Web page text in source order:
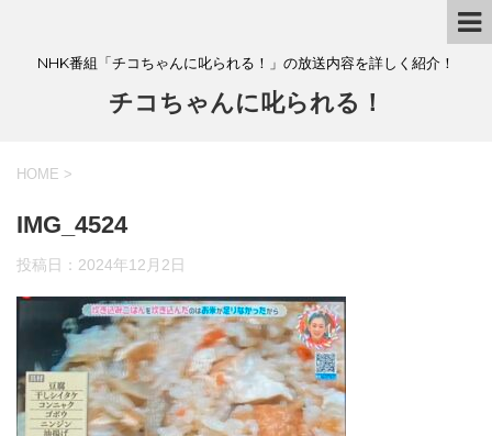
NHK番組「チコちゃんに叱られる！」の放送内容を詳しく紹介！
チコちゃんに叱られる！
HOME >
IMG_4524
投稿日： 2024年12月2日